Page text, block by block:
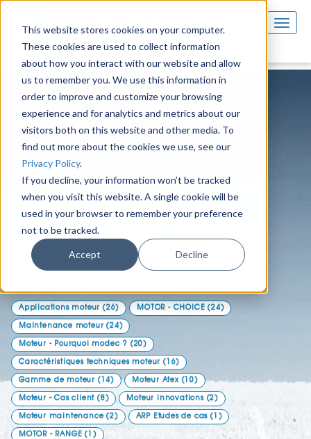
This website stores cookies on your computer.
These cookies are used to collect information
about how you interact with our website and allow
us to remember you. We use this information in
order to improve and customize your browsing
experience and for analytics and metrics about our
visitors both on this website and other media. To
find out more about the cookies we use, see our
Privacy Policy.
If you decline, your information won’t be tracked
when you visit this website. A single cookie will be
used in your browser to remember your preference
not to be tracked.
Accept Decline
Moteurs et solutions
pneumatiques
Applications moteur (26) MOTOR - CHOICE(24)
Maintenance moteur(24)
Moteur - Pourquoi modec ? (20)
Caractéristiques techniques moteur (16)
Gamme de moteur (14) Moteur Atex (10)
Moteur - Cas client (8) Moteur innovations (2)
Moteur maintenance(2) ARP Etudes de cas(1)
MOTOR - RANGE(1)